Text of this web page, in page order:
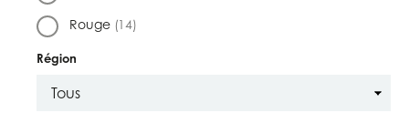
Rouge (14)
Région